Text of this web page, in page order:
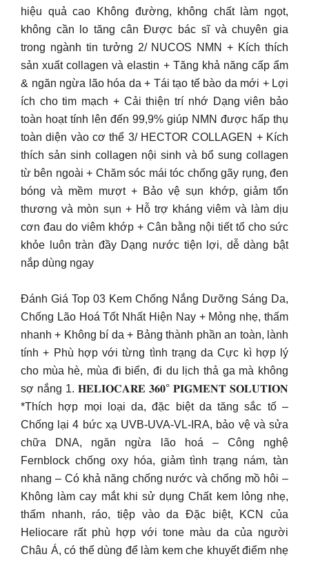
hiệu quả cao Không đường, không chất làm ngọt,
không cần lo tăng cân Được bác sĩ và chuyên gia
trong ngành tin tưởng 2/ NUCOS NMN + Kích thích
sản xuất collagen và elastin + Tăng khả năng cấp ẩm
& ngăn ngừa lão hóa da + Tái tạo tế bào da mới + Lợi
ích cho tim mạch + Cải thiện trí nhớ Dạng viên bảo
toàn hoạt tính lên đến 99,9% giúp NMN được hấp thụ
toàn diện vào cơ thể 3/ HECTOR COLLAGEN + Kích
thích sản sinh collagen nội sinh và bổ sung collagen
từ bên ngoài + Chăm sóc mái tóc chống gãy rụng, đen
bóng và mềm mượt + Bảo vệ sụn khớp, giảm tổn
thương và mòn sụn + Hỗ trợ kháng viêm và làm dịu
cơn đau do viêm khớp + Cân bằng nội tiết tố cho sức
khỏe luôn tràn đầy Dạng nước tiện lợi, dễ dàng bật
nắp dùng ngay
Đánh Giá Top 03 Kem Chống Nắng Dưỡng Sáng Da,
Chống Lão Hoá Tốt Nhất Hiện Nay + Mỏng nhẹ, thấm
nhanh + Không bí da + Bảng thành phần an toàn, lành
tính + Phù hợp với từng tình trạng da Cực kì hợp lý
cho mùa hè, mùa đi biển, đi du lịch thả ga mà không
sợ nắng 1. 𝐇𝐄𝐋𝐈𝐎𝐂𝐀𝐑𝐄 𝟑𝟔𝟎° 𝐏𝐈𝐆𝐌𝐄𝐍𝐓 𝐒𝐎𝐋𝐔𝐓𝐈𝐎𝐍
*Thích hợp mọi loại da, đặc biệt da tăng sắc tố –
Chống lại 4 bức xạ UVB-UVA-VL-IRA, bảo vệ và sửa
chữa DNA, ngăn ngừa lão hoá – Công nghệ
Fernblock chống oxy hóa, giảm tình trạng nám, tàn
nhang – Có khả năng chống nước và chống mồ hôi –
Không làm cay mắt khi sử dụng Chất kem lỏng nhẹ,
thấm nhanh, ráo, tiệp vào da Đặc biệt, KCN của
Heliocare rất phù hợp với tone màu da của người
Châu Á, có thể dùng để làm kem che khuyết điểm nhẹ